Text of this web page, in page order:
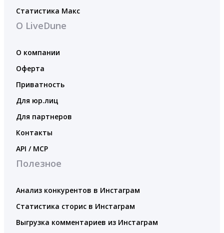
Статистика Макс
О LiveDune
О компании
Оферта
Приватность
Для юр.лиц
Для партнеров
Контакты
API / MCP
Полезное
Анализ конкурентов в Инстаграм
Статистика сторис в Инстаграм
Выгрузка комментариев из Инстаграм